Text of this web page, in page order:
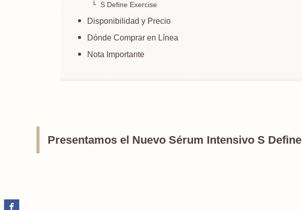
S Define Exercise
Disponibilidad y Precio
Dónde Comprar en Línea
Nota Importante
Presentamos el Nuevo Sérum Intensivo S Define